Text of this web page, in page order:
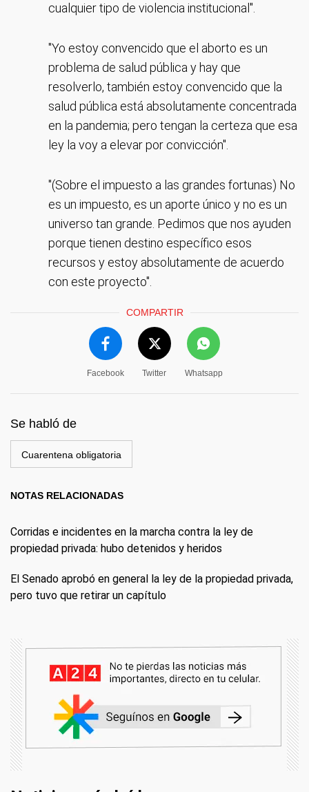
cualquier tipo de violencia institucional".
"Yo estoy convencido que el aborto es un
problema de salud pública y hay que
resolverlo, también estoy convencido que la
salud pública está absolutamente concentrada
en la pandemia; pero tengan la certeza que esa
ley la voy a elevar por convicción".
"(Sobre el impuesto a las grandes fortunas) No
es un impuesto, es un aporte único y no es un
universo tan grande. Pedimos que nos ayuden
porque tienen destino específico esos
recursos y estoy absolutamente de acuerdo
con este proyecto".
COMPARTIR
Facebook Twitter Whatsapp
Se habló de
Cuarentena obligatoria
NOTAS RELACIONADAS
Corridas e incidentes en la marcha contra la ley de
propiedad privada: hubo detenidos y heridos
El Senado aprobó en general la ley de la propiedad privada,
pero tuvo que retirar un capítulo